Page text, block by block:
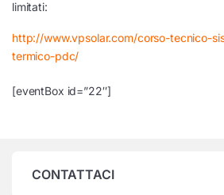
limitati:
http://www.vpsolar.com/corso-tecnico-
termico-pdc/
[eventBox id=”22″]
CONTATTACI